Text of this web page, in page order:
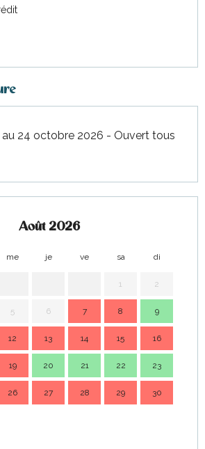
au 24 octobre 2026 - Ouvert tous
Août 2026
me je ve sa di
1 2
5 6 7 8 9
12 13 14 15 16
19 20 21 22 23
26 27 28 29 30